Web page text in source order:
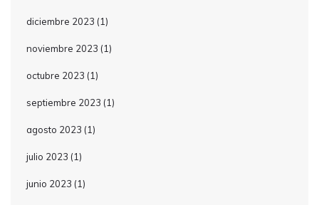
diciembre 2023 (1)
noviembre 2023 (1)
octubre 2023 (1)
septiembre 2023 (1)
agosto 2023 (1)
julio 2023 (1)
junio 2023 (1)